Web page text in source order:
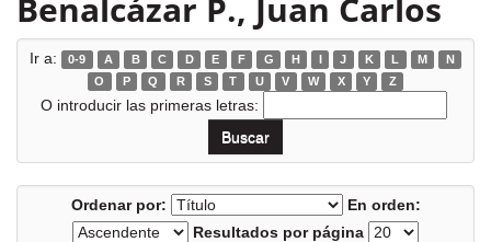
Benalcázar P., Juan Carlos
Ir a: 0-9 A B C D E F G H I J K L M
N
O
P Q R S T U V W X Y Z
O introducir las primeras letras:
Ordenar por:
En orden:
Resultados por página